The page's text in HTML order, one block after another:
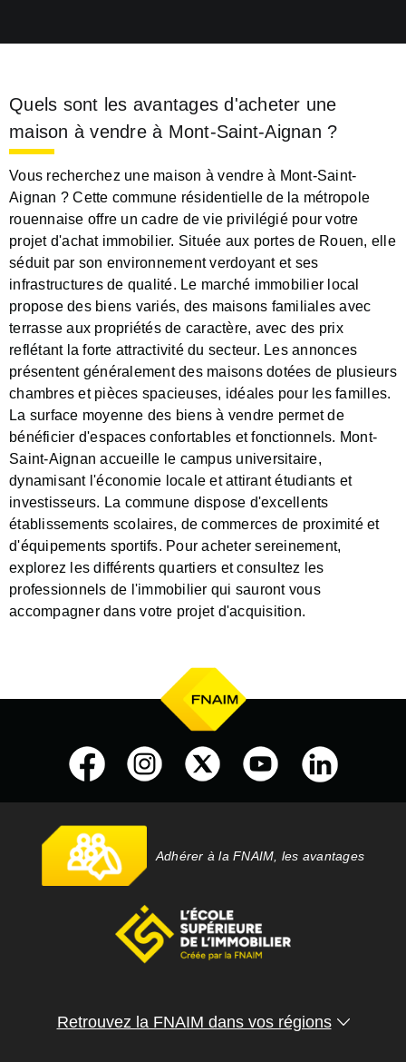
Quels sont les avantages d'acheter une
maison à vendre à Mont-Saint-Aignan ?
Vous recherchez une maison à vendre à Mont-Saint-
Aignan ? Cette commune résidentielle de la métropole
rouennaise offre un cadre de vie privilégié pour votre
projet d'achat immobilier. Située aux portes de Rouen, elle
séduit par son environnement verdoyant et ses
infrastructures de qualité. Le marché immobilier local
propose des biens variés, des maisons familiales avec
terrasse aux propriétés de caractère, avec des prix
reflétant la forte attractivité du secteur. Les annonces
présentent généralement des maisons dotées de plusieurs
chambres et pièces spacieuses, idéales pour les familles.
La surface moyenne des biens à vendre permet de
bénéficier d'espaces confortables et fonctionnels. Mont-
Saint-Aignan accueille le campus universitaire,
dynamisant l'économie locale et attirant étudiants et
investisseurs. La commune dispose d'excellents
établissements scolaires, de commerces de proximité et
d'équipements sportifs. Pour acheter sereinement,
explorez les différents quartiers et consultez les
professionnels de l'immobilier qui sauront vous
accompagner dans votre projet d'acquisition.
Adhérer à la FNAIM, les avantages
Retrouvez la FNAIM dans vos régions